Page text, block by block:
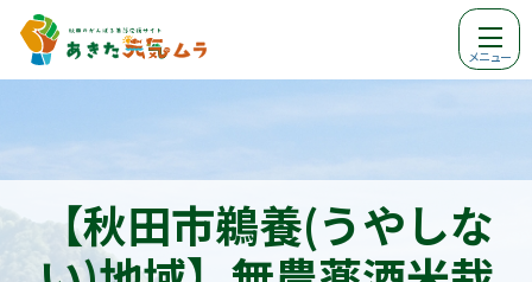
メニュー
【秋田市鵜養(うやしな